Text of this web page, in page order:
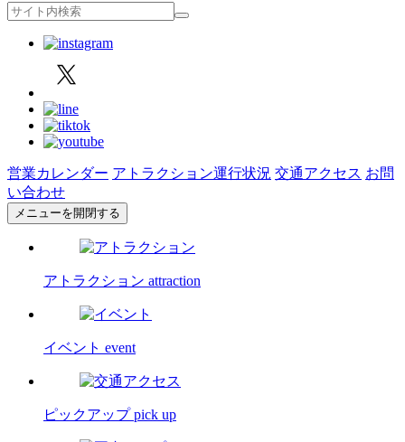
営業カレンダー アトラクション運行状況 交通アクセス お問
い合わせ
メニューを開閉する
アトラクション attraction
イベント event
ピックアップ pick up